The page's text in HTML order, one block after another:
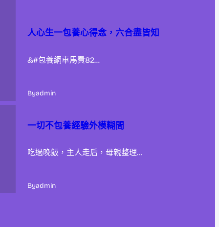
人心生一包養心得念，六合盡皆知
&#包養網車馬費82…
Byadmin
一切不包養經驗外模糊間
吃過晚飯，主人走后，母親整理…
Byadmin